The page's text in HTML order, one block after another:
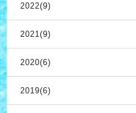
2022(9)
2021(9)
2020(6)
2019(6)